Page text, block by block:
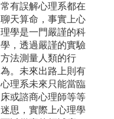
常有誤解心理系都在
聊天算命，事實上心
理學是一門嚴謹的科
學，透過嚴謹的實驗
方法測量人類的行
為。未來出路上則有
心理系未來只能當臨
床或諮商心理師等等
迷思，實際上心理學